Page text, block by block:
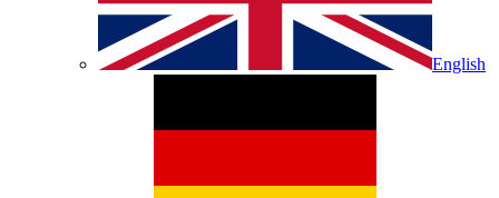
English